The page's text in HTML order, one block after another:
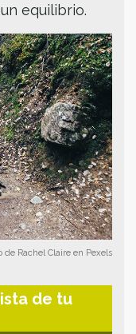
equilibrio.
de Rachel Claire en Pexels
de tu